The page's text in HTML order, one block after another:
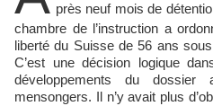
près neuf mois de
chambre de l’instruction a
liberté du Suisse de 56 ans
C’est une décision logique
développements du dossier
mensongers. Il n’y avait plus